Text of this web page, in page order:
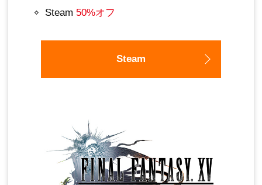
Steam 50%オフ
Steam